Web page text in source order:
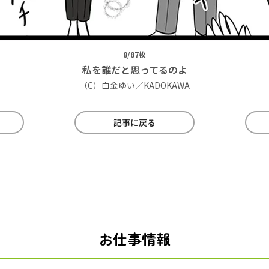
8/87枚
私を誰だと思ってるのよ
（C）白金ゆい／KADOKAWA
記事に戻る
お仕事情報